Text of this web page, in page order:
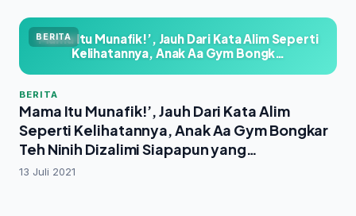
BERITA
Mama Itu Munafik!’, Jauh Dari Kata Alim Seperti
Kelihatannya, Anak Aa Gym Bongk…
BERITA
Mama Itu Munafik!’, Jauh Dari Kata Alim
Seperti Kelihatannya, Anak Aa Gym Bongkar
Teh Ninih Dizalimi Siapapun yang
Sepemahaman dengan Ayahnya
13 Juli 2021